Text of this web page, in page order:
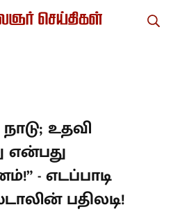
உதவி
என்பது
- எடப்பாடி
பதிலடி!